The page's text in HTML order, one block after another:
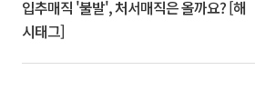
입추매직 '불발', 처서매직은 올까요? [해
시태그]